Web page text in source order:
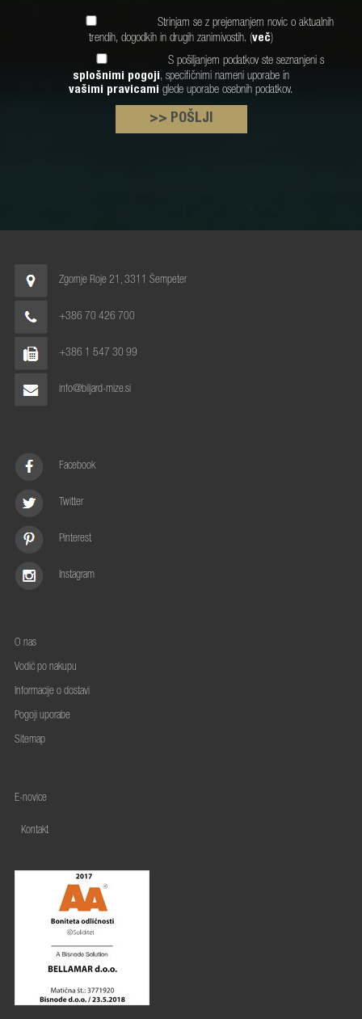
Strinjam se z prejemanjem novic o aktualnih
trendih, dogodkih in drugih zanimivostih. (več)
S pošiljanjem podatkov ste seznanjeni s
splošnimi pogoji, specifičnimi nameni uporabe in
vašimi pravicami glede uporabe osebnih podatkov.
>> POŠLJI
Zgornje Roje 21, 3311 Šempeter
+386 70 426 700
+386 1 547 30 99
info@biljard-mize.si
Facebook
Twitter
Pinterest
Instagram
O nas
Vodič po nakupu
Informacije o dostavi
Pogoji uporabe
Sitemap
E-novice
Kontakt